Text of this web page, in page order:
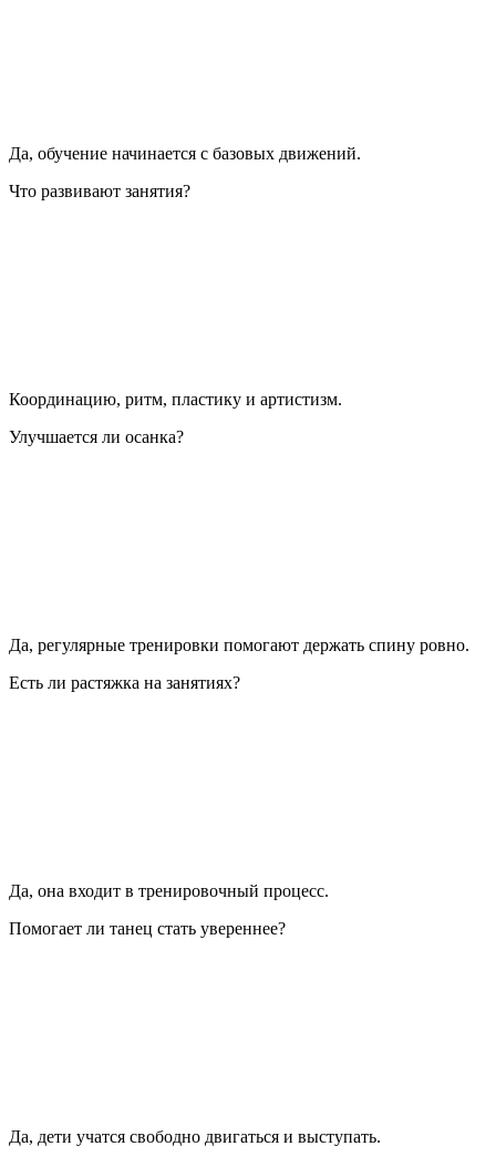
Да, обучение начинается с базовых движений.
Что развивают занятия?
Координацию, ритм, пластику и артистизм.
Улучшается ли осанка?
Да, регулярные тренировки помогают держать спину ровно.
Есть ли растяжка на занятиях?
Да, она входит в тренировочный процесс.
Помогает ли танец стать увереннее?
Да, дети учатся свободно двигаться и выступать.